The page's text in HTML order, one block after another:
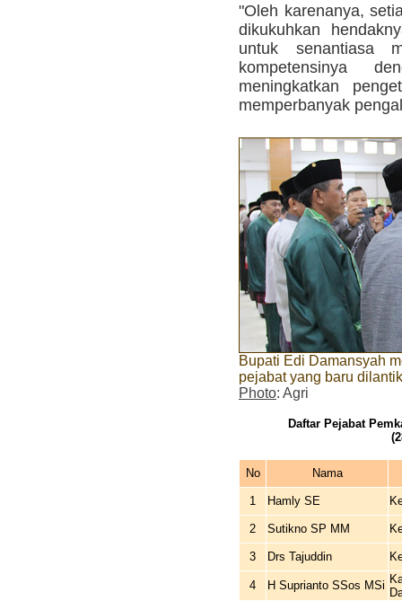
"Oleh karenanya,
dikukuhkan
untuk senantiasa
kompetensinya
meningkatkan
memperbanyak
Bupati Edi Damansyah
pejabat yang baru dilantik
Photo: Agri
Daftar Pejabat
No Nama
1 Hamly SE
2 Sutikno SP MM
3 Drs Tajuddin
4 H Suprianto SSos MSi